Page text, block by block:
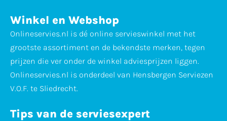
Winkel en Webshop
Onlineservies.nl is dé online servieswinkel met het
grootste assortiment en de bekendste merken, tegen
prijzen die ver onder de winkel adviesprijzen liggen.
Onlineservies.nl is onderdeel van Hensbergen Serviezen
V.O.F. te Sliedrecht.
Tips van de serviesexpert